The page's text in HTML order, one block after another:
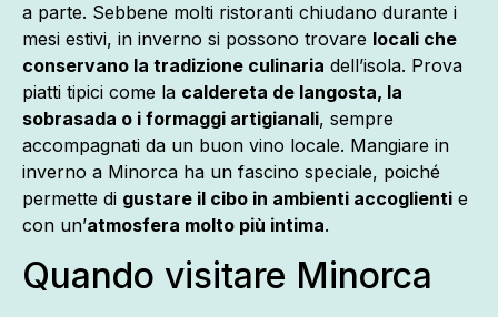
a parte. Sebbene molti ristoranti chiudano durante i
mesi estivi, in inverno si possono trovare locali che
conservano la tradizione culinaria dell’isola. Prova
piatti tipici come la caldereta de langosta, la
sobrasada o i formaggi artigianali, sempre
accompagnati da un buon vino locale. Mangiare in
inverno a Minorca ha un fascino speciale, poiché
permette di gustare il cibo in ambienti accoglienti e
con un’atmosfera molto più intima.
Quando visitare Minorca